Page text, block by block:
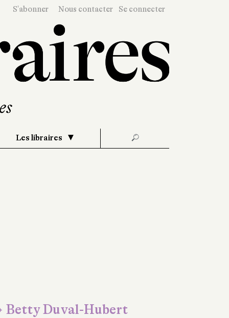
S'abonner Nous contacter Se connecter
Les libraires 🔎
Betty Duval-Hubert